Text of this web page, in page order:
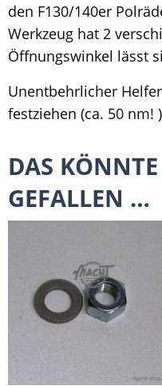
den F130/140er
Werkzeug hat 2
Öffnungswinkel lässt
Unentbehrlicher
festziehen (ca. 50 nm! )
DAS
GEFALLEN …